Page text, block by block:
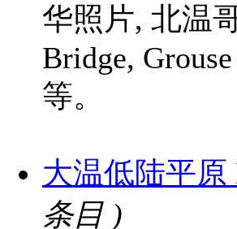
华照片, 北温
Bridge,
等。
大温低陆平原
条目 )